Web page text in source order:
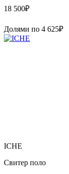
18 500₽
Долями по 4 625₽
ICHE
Свитер поло